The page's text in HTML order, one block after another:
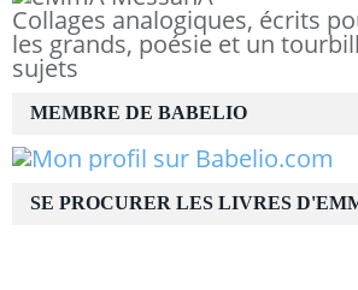
Collages analogiques, écrits
les grands, poésie et un
sujets
MEMBRE DE BABELIO
SE PROCURER LES LIVRES